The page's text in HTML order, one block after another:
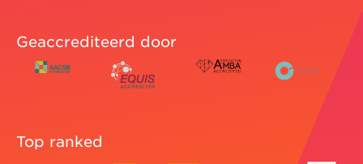
Geaccrediteerd door
Top ranked